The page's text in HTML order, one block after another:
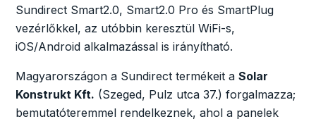
Sundirect Smart2.0, Smart2.0 Pro és SmartPlug
vezérlőkkel, az utóbbin keresztül WiFi-s,
iOS/Android alkalmazással is irányítható.
Magyarországon a Sundirect termékeit a Solar
Konstrukt Kft. (Szeged, Pulz utca 37.) forgalmazza;
bemutatóteremmel rendelkeznek, ahol a panelek